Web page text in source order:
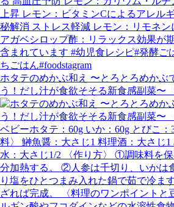
ホタテのめかぶ和え 〜とろとろめかぶ
う！だし汁が食欲そそる新食感副菜〜